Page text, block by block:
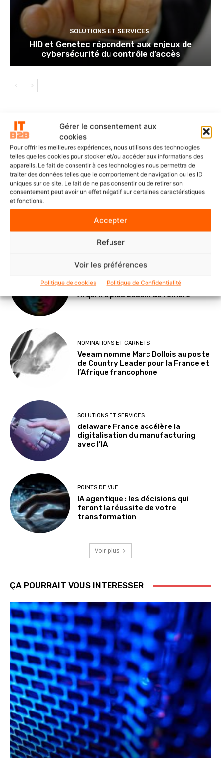
Gérer le consentement aux
cookies
Pour offrir les meilleures expériences, nous utilisons des technologies
telles que les cookies pour stocker et/ou accéder aux informations des
appareils. Le fait de consentir à ces technologies nous permettra de
traiter des données telles que le comportement de navigation ou les ID
uniques sur ce site. Le fait de ne pas consentir ou de retirer son
consentement peut avoir un effet négatif sur certaines caractéristiques
et fonctions.
Accepter
Refuser
Voir les préférences
Politique de cookies Politique de Confidentialité
SOLUTIONS ET SERVICES
HID et Genetec répondent aux enjeux de
cybersécurité du contrôle d’accès
DERNIERS ARTICLES
d’une IA souveraine et maîtrisée
Le Mode IA de Google, ou le Shadow
AI qui n’a plus besoin de l’ombre
NOMINATIONS ET CARNETS
Veeam nomme Marc Dollois au poste
de Country Leader pour la France et
l’Afrique francophone
SOLUTIONS ET SERVICES
delaware France accélère la
digitalisation du manufacturing
avec l’IA
POINTS DE VUE
IA agentique : les décisions qui
feront la réussite de votre
transformation
Voir plus
ÇA POURRAIT VOUS INTERESSER